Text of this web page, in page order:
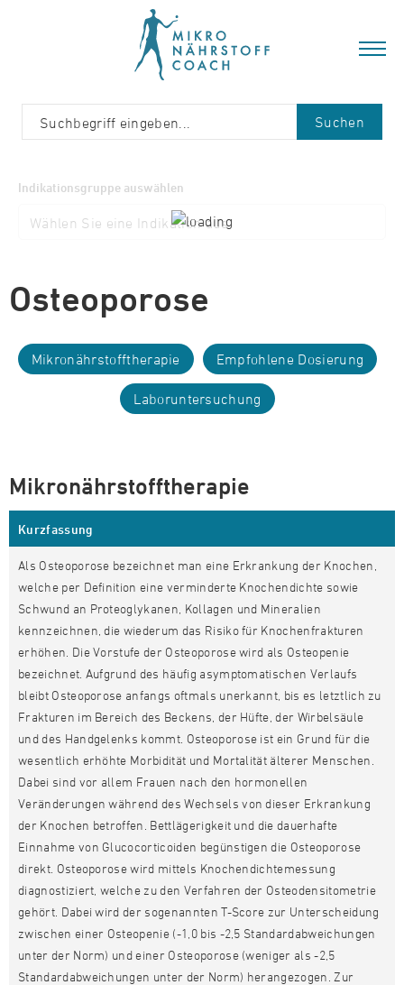
Suchen
Osteoporose
Mikronährstofftherapie Empfohlene Dosierung
Laboruntersuchung
Mikronährstofftherapie
Kurzfassung
Als Osteoporose bezeichnet man eine Erkrankung der Knochen,
welche per Definition eine verminderte Knochendichte sowie
Schwund an Proteoglykanen, Kollagen und Mineralien
kennzeichnen, die wiederum das Risiko für Knochenfrakturen
erhöhen. Die Vorstufe der Osteoporose wird als Osteopenie
bezeichnet. Aufgrund des häufig asymptomatischen Verlaufs
bleibt Osteoporose anfangs oftmals unerkannt, bis es letztlich zu
Frakturen im Bereich des Beckens, der Hüfte, der Wirbelsäule
und des Handgelenks kommt. Osteoporose ist ein Grund für die
wesentlich erhöhte Morbidität und Mortalität älterer Menschen.
Dabei sind vor allem Frauen nach den hormonellen
Veränderungen während des Wechsels von dieser Erkrankung
der Knochen betroffen. Bettlägerigkeit und die dauerhafte
Einnahme von Glucocorticoiden begünstigen die Osteoporose
direkt. Osteoporose wird mittels Knochendichtemessung
diagnostiziert, welche zu den Verfahren der Osteodensitometrie
gehört. Dabei wird der sogenannten T-Score zur Unterscheidung
zwischen einer Osteopenie (-1,0 bis -2,5 Standardabweichungen
unter der Norm) und einer Osteoporose (weniger als -2,5
Standardabweichungen unter der Norm) herangezogen. Zur
Indikationsgruppe auswählen